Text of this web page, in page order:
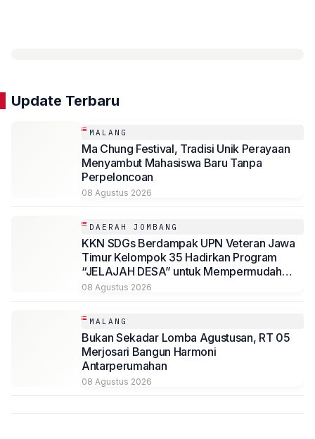
Update Terbaru
MALANG
Ma Chung Festival, Tradisi Unik Perayaan
Menyambut Mahasiswa Baru Tanpa
Perpeloncoan
08 Agustus 2026
DAERAH JOMBANG
KKN SDGs Berdampak UPN Veteran Jawa
Timur Kelompok 35 Hadirkan Program
“JELAJAH DESA” untuk Mempermudah
Akses Informasi Desa Sambirejo
08 Agustus 2026
MALANG
Bukan Sekadar Lomba Agustusan, RT 05
Merjosari Bangun Harmoni
Antarperumahan
08 Agustus 2026